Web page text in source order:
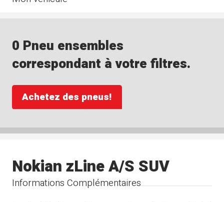
0 Pneu ensembles
correspondant à votre filtres.
Achetez des pneus!
Informations Complémentaires
Nokian zLine A/S SUV